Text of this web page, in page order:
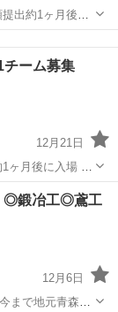
税別22000円 完全未経験手元工 税別21000円 末締め翌月末払い ...
チーム募集
12月21日
◎鍛冶工◎鳶工
12月6日
まで地元青森の